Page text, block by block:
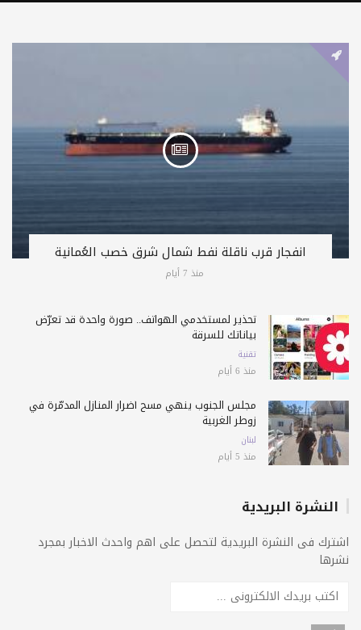
انفجار قرب ناقلة نفط شمال شرق خصب العُمانية
منذ 7 أيام
تحذير لمستخدمي الهواتف.. صورة واحدة قد تعرّض
بياناتك للسرقة
تقنية
منذ 6 أيام
مجلس الجنوب ينهي مسح أضرار المنازل المدمّرة في
زوطر الغربية
لبنان
منذ 5 أيام
النشرة البريدية
اشترك فى النشرة البريدية لتحصل على اهم واحدث الاخبار بمجرد
نشرها